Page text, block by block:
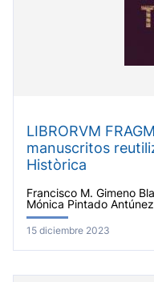
LIBRORVM
manuscritos
Històrica
Francisco M. Gimeno
Mónica Pintado Antúnez
15 diciembre 2023